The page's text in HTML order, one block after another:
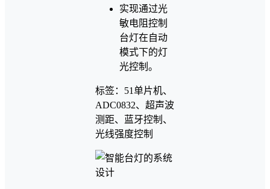
实现通过光
敏电阻控制
台灯在自动
模式下的灯
光控制。
标签：51单片机、
ADC0832、超声波
测距、蓝牙控制、
光线强度控制